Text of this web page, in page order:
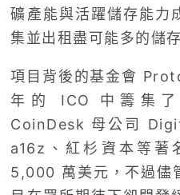
礦產能與活躍儲存能力
集並出租盡可能多的儲
項目背後的基金會
年的 ICO 中籌集
CoinDesk 母公司
a16z、紅杉資本等著
5,000 萬美元，不過儘